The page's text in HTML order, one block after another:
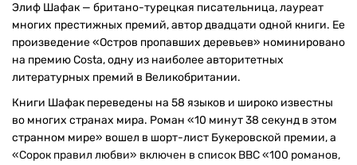
Элиф Шафак — британо-турецкая писательница, лауреат
многих престижных премий, автор двадцати одной книги. Ее
произведение «Остров пропавших деревьев» номинировано
на премию Costa, одну из наиболее авторитетных
литературных премий в Великобритании.
Книги Шафак переведены на 58 языков и широко известны
во многих странах мира. Роман «10 минут 38 секунд в этом
странном мире» вошел в шорт-лист Букеровской премии, а
«Сорок правил любви» включен в список BBC «100 романов,